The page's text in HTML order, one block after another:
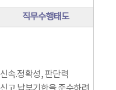
직무수행태도
신속.정확성, 판단력